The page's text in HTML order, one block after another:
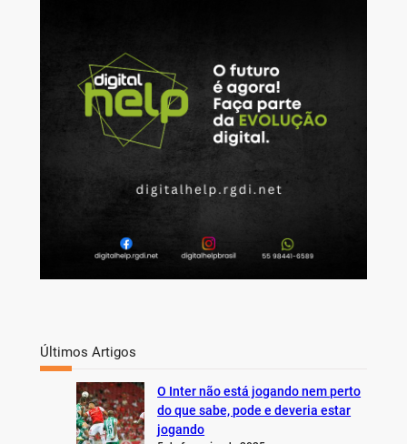
Últimos Artigos
O Inter não está jogando nem perto
do que sabe, pode e deveria estar
jogando